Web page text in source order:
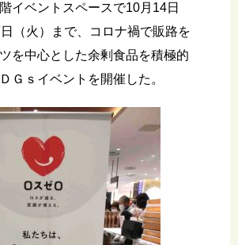
イベントスペースで10月14日
日（火）まで、コロナ禍で販路を
を中心とした余剰食品を積極的
Ｇｓイベントを開催した。